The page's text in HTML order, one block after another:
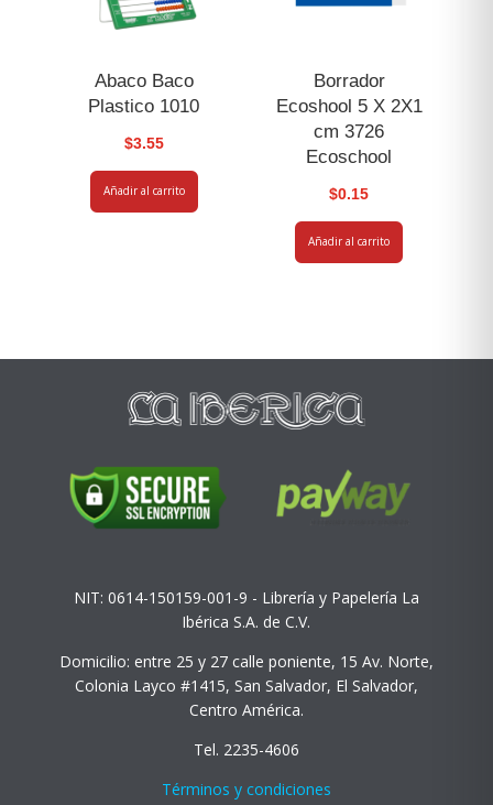
Abaco Baco
Plastico 1010
$3.55
Añadir al carrito
Borrador
Ecoshool 5 X 2X1
cm 3726
Ecoschool
$0.15
Añadir al carrito
NIT: 0614-150159-001-9 - Librería y Papelería La
Ibérica S.A. de C.V.
Domicilio: entre 25 y 27 calle poniente, 15 Av. Norte,
Colonia Layco #1415, San Salvador, El Salvador,
Centro América.
Tel. 2235-4606
Términos y condiciones